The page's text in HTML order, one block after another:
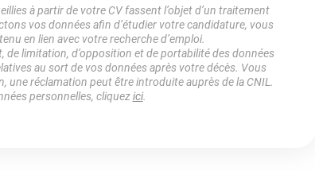
à partir de votre CV fassent l’objet d’un traitement
vos données afin d’étudier votre candidature, vous
en lien avec votre recherche d’emploi.
de limitation, d’opposition et de portabilité des données
au sort de vos données après votre décès. Vous
une réclamation peut être introduite auprès de la CNIL.
personnelles, cliquezici.